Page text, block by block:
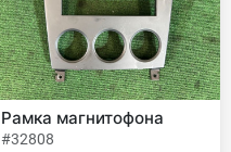
Рамка магнитофона
#32808